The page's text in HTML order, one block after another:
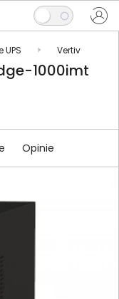
UPS Vertiv
1000imt
Opinie